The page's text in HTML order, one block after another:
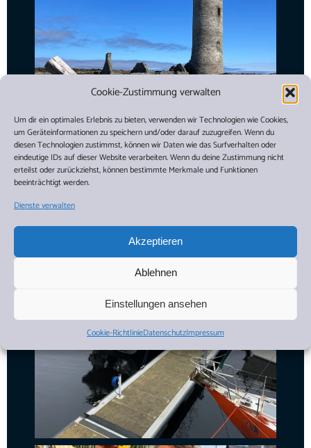
Cookie-Zustimmung verwalten
Um dir ein optimales Erlebnis zu bieten, verwenden wir Technologien wie Cookies,
um Geräteinformationen zu speichern und/oder darauf zuzugreifen. Wenn du
diesen Technologien zustimmst, können wir Daten wie das Surfverhalten oder
eindeutige IDs auf dieser Website verarbeiten. Wenn du deine Zustimmung nicht
erteilst oder zurückziehst, können bestimmte Merkmale und Funktionen
beeinträchtigt werden.
Dienste verwalten
Akzeptieren
Ablehnen
Einstellungen ansehen
Cookie-RichtlinieDatenschutzImpressum